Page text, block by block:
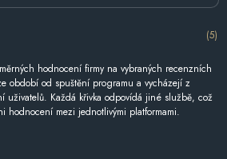
(5)
hodnocení firmy na vybraných recenzních
období od spuštění programu a vycházejí z
uživatelů. Každá křivka odpovídá jiné službě, což
hodnocení mezi jednotlivými platformami.